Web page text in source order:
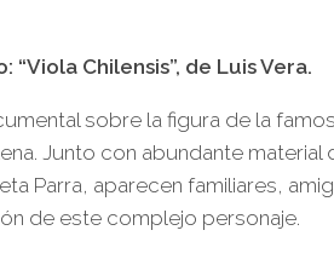
“Viola Chilensis”, de Luis Vera.
sobre la figura de la
Junto con abundante material
Parra, aparecen familiares,
de este complejo personaje.